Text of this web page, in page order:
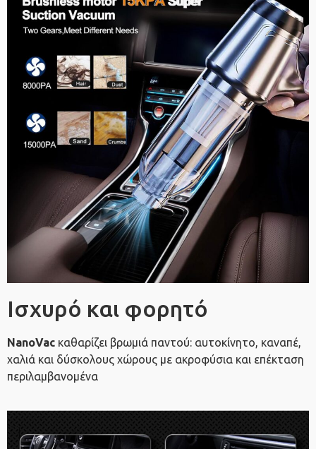
Ισχυρό και φορητό
NanoVac καθαρίζει βρωμιά παντού: αυτοκίνητο, καναπέ,
χαλιά και δύσκολους χώρους με ακροφύσια και επέκταση
περιλαμβανομένα